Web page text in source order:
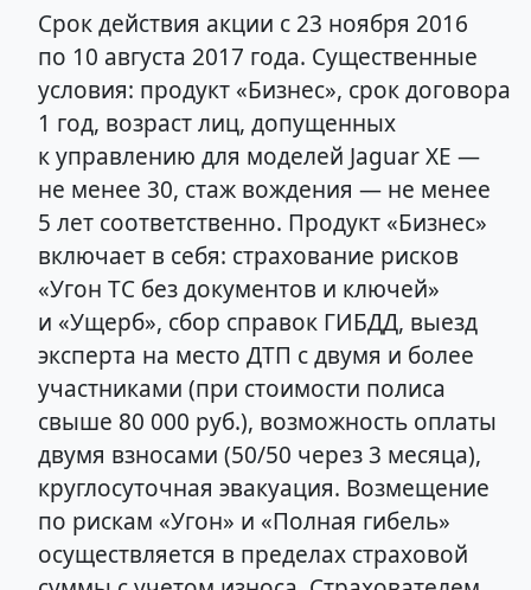
Срок действия акции с 23 ноября 2016
по 10 августа 2017 года. Существенные
условия: продукт «Бизнес», срок договора
1 год, возраст лиц, допущенных
к управлению для моделей Jaguar XE —
не менее 30, стаж вождения — не менее
5 лет соответственно. Продукт «Бизнес»
включает в себя: страхование рисков
«Угон ТС без документов и ключей»
и «Ущерб», сбор справок ГИБДД, выезд
эксперта на место ДТП с двумя и более
участниками (при стоимости полиса
свыше 80 000 руб.), возможность оплаты
двумя взносами (50/50 через 3 месяца),
круглосуточная эвакуация. Возмещение
по рискам «Угон» и «Полная гибель»
осуществляется в пределах страховой